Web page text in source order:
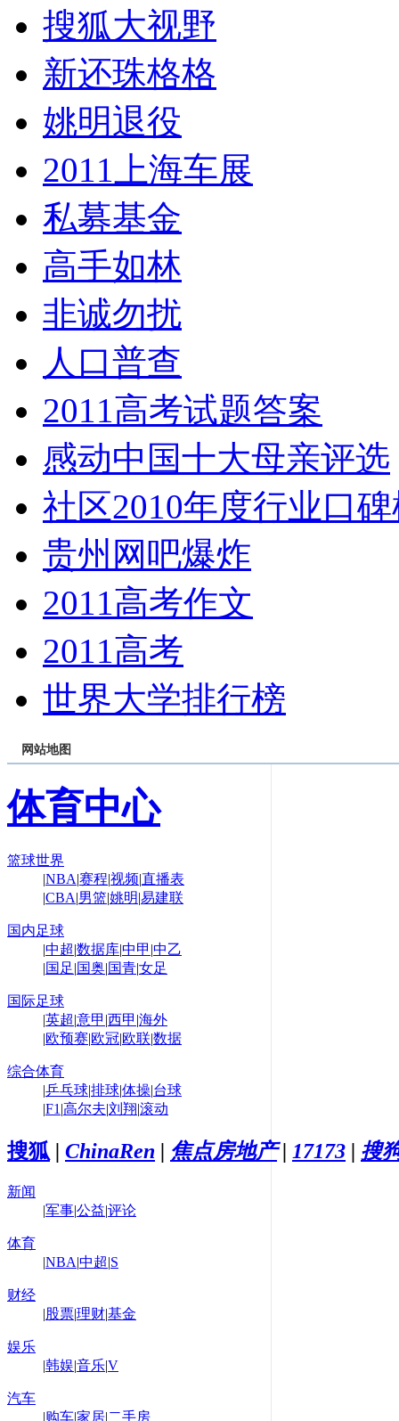
搜狐大视野
新还珠格格
姚明退役
2011上海车展
私募基金
高手如林
非诚勿扰
人口普查
2011高考试题答案
感动中国十大母亲评选
社区2010年度行业口
贵州网吧爆炸
2011高考作文
2011高考
世界大学排行榜
网站地图
体育中心
篮球世界
|NBA|赛程|视频|直播表
|CBA|男篮|姚明|易建联
国内足球
|中超|数据库|中甲 |中乙
|国足|国奥|国青|女足
国际足球
|英超|意甲 |西甲 |海外
|欧预赛|欧冠|欧联|数据
综合体育
|乒乓球|排球|体操|台球
|F1 |高尔夫|刘翔|滚动
搜狐 | ChinaRen | 焦点房地产| 17173 | 搜
新闻
|军事|公益|评论
体育
|NBA|中超|S
财经
|股票|理财|基金
娱乐
|韩娱|音乐|V
汽车
|购车|家居|二手房